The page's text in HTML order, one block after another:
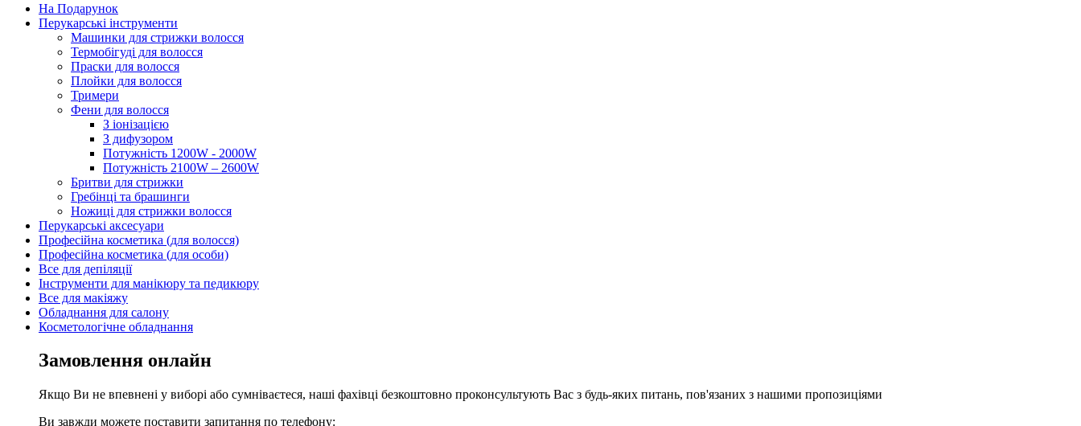
На Подарунок
Перукарські інструменти
Машинки для стрижки волосся
Термобігуді для волосся
Праски для волосся
Плойки для волосся
Тримери
Фени для волосся
З іонізацією
З дифузором
Потужність 1200W - 2000W
Потужність 2100W – 2600W
Бритви для стрижки
Гребінці та брашинги
Ножиці для стрижки волосся
Перукарські аксесуари
Професійна косметика (для волосся)
Професійна косметика (для особи)
Все для депіляції
Інструменти для манікюру та педикюру
Все для макіяжу
Обладнання для салону
Косметологічне обладнання
Замовлення онлайн
Якщо Ви не впевнені у виборі або сумніваєтеся, наші фахівці безкоштовно проконсультують Вас з будь-яких питань, пов'язаних з нашими пропозиціями
Ви завжди можете поставити запитання по телефону: